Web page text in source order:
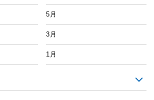
5月
3月
1月